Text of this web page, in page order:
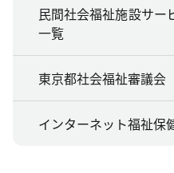
民間社会福祉施設サ
一覧
東京都社会福祉審議会
インターネット福祉保